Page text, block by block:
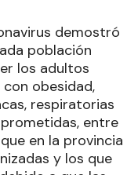
demostró
población
los adultos
obesidad,
respiratorias
entre
en la provincia
y los que